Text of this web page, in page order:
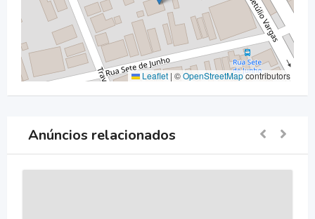
Leaflet | ©OpenStreetMapcontributors
Anúncios relacionados